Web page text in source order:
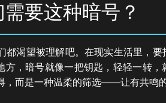
要这种暗号？
都渴望被理解吧。在现实生活里，
方，暗号就像一把钥匙，轻轻一转，
，而是一种温柔的筛选——让有共鸣